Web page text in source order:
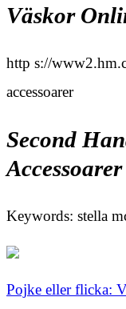
Väskor
http s://
accessoarer
Second
Keywords: stella
Pojke eller flicka: